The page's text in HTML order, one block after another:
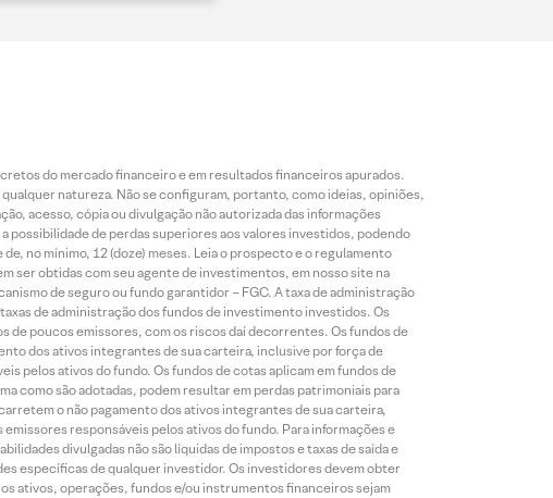
do mercado financeiro e em resultados financeiros apurados.
natureza. Não se configuram, portanto, como ideias, opiniões,
acesso, cópia ou divulgação não autorizada das informações
de perdas superiores aos valores investidos, podendo
no mínimo, 12 (doze) meses. Leia o prospecto e o regulamento
ser obtidas com seu agente de investimentos, em nosso site na
de seguro ou fundo garantidor – FGC. A taxa de administração
de administração dos fundos de investimento investidos. Os
de poucos emissores, com os riscos daí decorrentes. Os fundos de
dos ativos integrantes de sua carteira, inclusive por força de
pelos ativos do fundo. Os fundos de cotas aplicam em fundos de
como são adotadas, podem resultar em perdas patrimoniais para
o não pagamento dos ativos integrantes de sua carteira,
responsáveis pelos ativos do fundo. Para informações e
divulgadas não são líquidas de impostos e taxas de saída e
específicas de qualquer investidor. Os investidores devem obter
ativos, operações, fundos e/ou instrumentos financeiros sejam